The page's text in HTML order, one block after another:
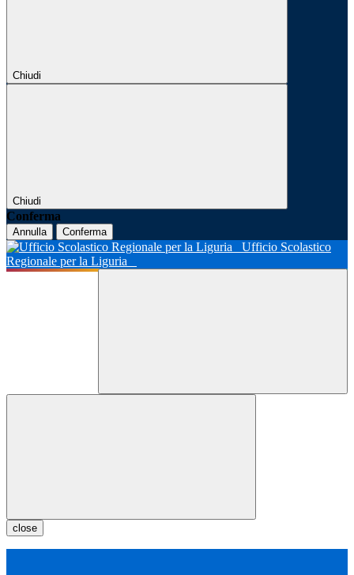
Chiudi
Chiudi
Conferma
Annulla Conferma
Ufficio Scolastico
Regionale per la Liguria
close